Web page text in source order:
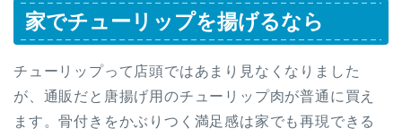
家でチューリップを揚げるなら
チューリップって店頭ではあまり見なくなりました
が、通販だと唐揚げ用のチューリップ肉が普通に買え
ます。骨付きをかぶりつく満足感は家でも再現できる